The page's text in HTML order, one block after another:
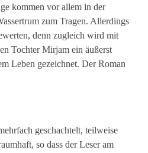
kommen vor allem in der
zum Tragen. Allerdings
denn zugleich wird mit
Tochter Mirjam ein äußerst
Leben gezeichnet. Der Roman
geschachtelt, teilweise
so dass der Leser am